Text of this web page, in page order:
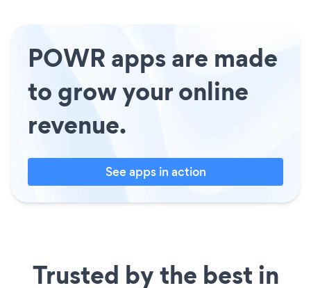
POWR apps are made
to grow your online
revenue.
See apps in action
Trusted by the best in